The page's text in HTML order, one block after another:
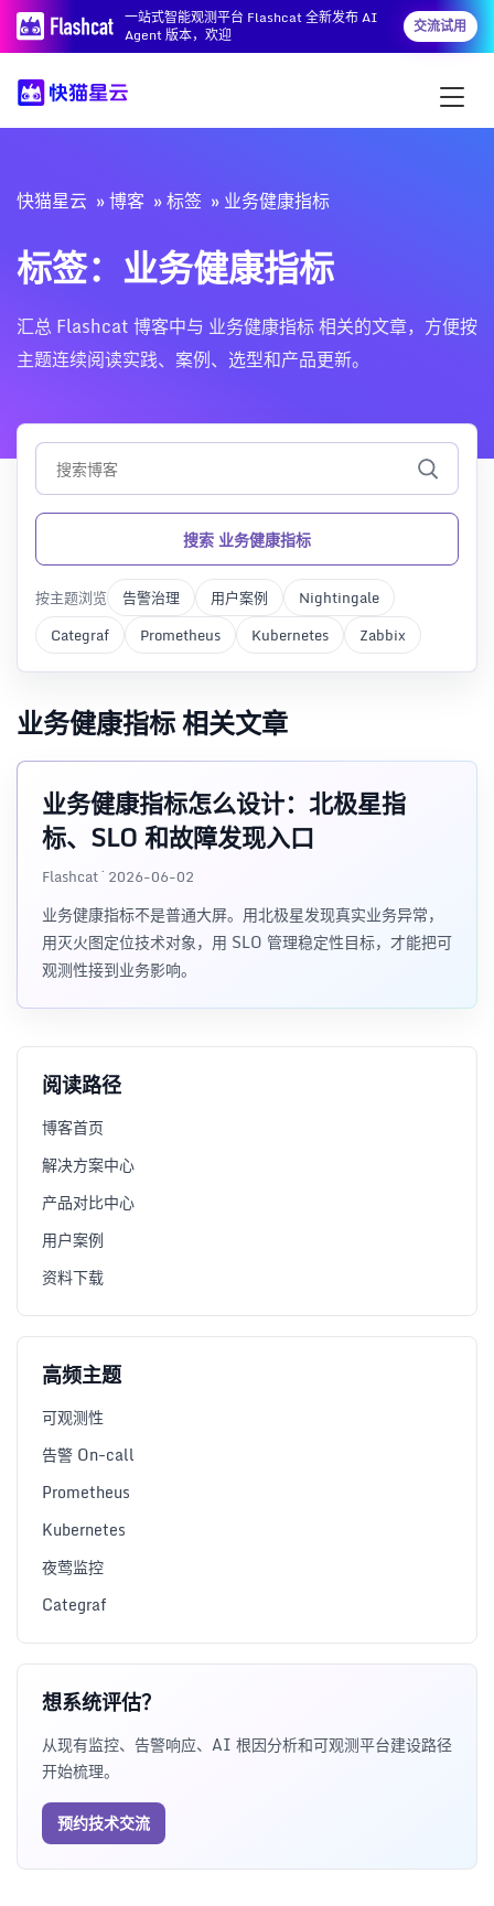
一站式智能观测平台 Flashcat 全新发布 AI
Agent 版本，欢迎
交流试用
快猫星云 博客 标签 业务健康指标
标签：业务健康指标
汇总 Flashcat 博客中与 业务健康指标 相关的文章，方便按
主题连续阅读实践、案例、选型和产品更新。
搜索 业务健康指标
按主题浏览 告警治理 用户案例
Nightingale
Categraf
Prometheus Kubernetes Zabbix
业务健康指标 相关文章
业务健康指标怎么设计：北极星指
标、SLO 和故障发现入口
Flashcat · 2026-06-02
业务健康指标不是普通大屏。用北极星发现真实业务异常，
用灭火图定位技术对象，用 SLO 管理稳定性目标，才能把可
观测性接到业务影响。
阅读路径
博客首页
解决方案中心
产品对比中心
用户案例
资料下载
高频主题
可观测性
告警 On-call
Prometheus
Kubernetes
夜莺监控
Categraf
想系统评估？
从现有监控、告警响应、AI 根因分析和可观测平台建设路径
开始梳理。
预约技术交流